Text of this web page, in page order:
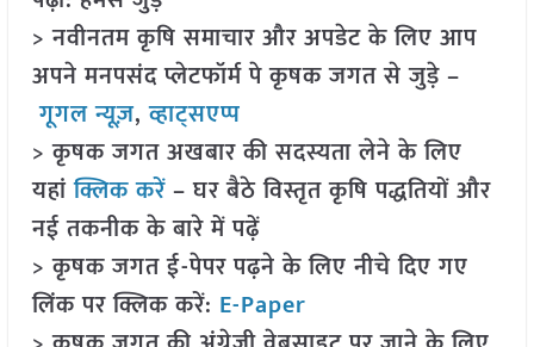
> नवीनतम कृषि समाचार और अपडेट के लिए आप
अपने मनपसंद प्लेटफॉर्म पे कृषक जगत से जुड़े –
गूगल न्यूज़,व्हाट्सएप्प
> कृषक जगत अखबार की सदस्यता लेने के लिए
यहांक्लिक करें– घर बैठे विस्तृत कृषि पद्धतियों और
नई तकनीक के बारे में पढ़ें
> कृषक जगत ई-पेपर पढ़ने के लिए नीचे दिए गए
लिंक पर क्लिक करें: E-Paper